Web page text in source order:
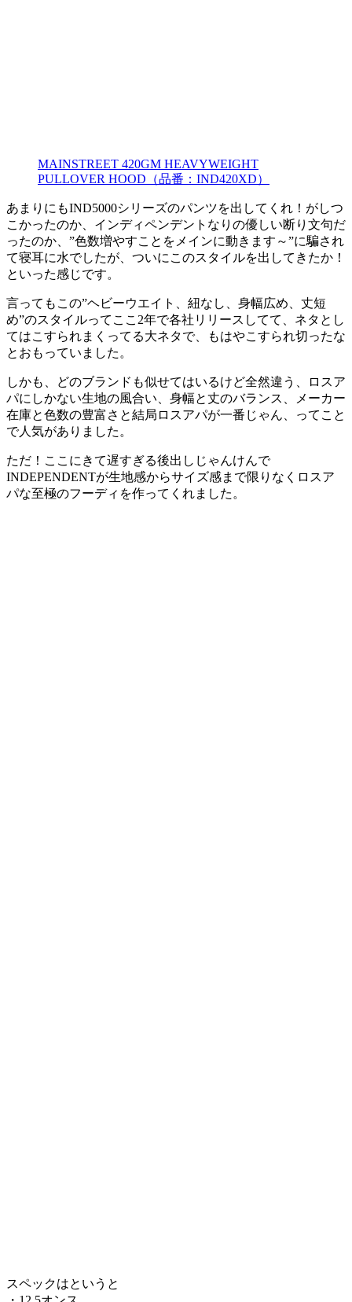
MAINSTREET 420GM HEAVYWEIGHT
PULLOVER HOOD（品番：IND420XD）
あまりにもIND5000シリーズのパンツを出してくれ！がしつ
こかったのか、インディペンデントなりの優しい断り文句だ
ったのか、”色数増やすことをメインに動きます～”に騙され
て寝耳に水でしたが、ついにこのスタイルを出してきたか！
といった感じです。
言ってもこの”ヘビーウエイト、紐なし、身幅広め、丈短
め”のスタイルってここ2年で各社リリースしてて、ネタとし
てはこすられまくってる大ネタで、もはやこすられ切ったな
とおもっていました。
しかも、どのブランドも似せてはいるけど全然違う、ロスア
パにしかない生地の風合い、身幅と丈のバランス、メーカー
在庫と色数の豊富さと結局ロスアパが一番じゃん、ってこと
で人気がありました。
ただ！ここにきて遅すぎる後出しじゃんけんで
INDEPENDENTが生地感からサイズ感まで限りなくロスア
パな至極のフーディを作ってくれました。
スペックはというと